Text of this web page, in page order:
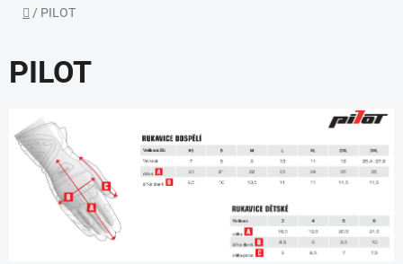
Domov
/ PILOT
PILOT